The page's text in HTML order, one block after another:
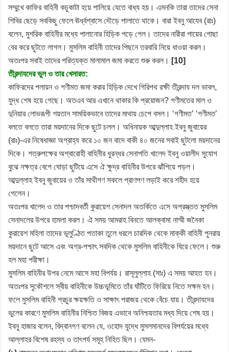
সম্মুখে কাফির বাহিনী কচুকাটা হয়ে পালিয়ে যেতে বাধ্য হয়। এমনকি তারা তাদের সেনা
শিবির ছেড়ে সবকিছু ফেলে ঊর্ধ্বশ্বাসে দৌড়ে পালাতে থাকে। বারা ইবনু আযেব (রাঃ)
বলেন, মুশরিক বাহিনীর মধ্যে পালানোর হিড়িক পড়ে গেল। তাদের নারীরা পায়ের গোছা
বের করে ছুটতে লাগল। মুসলিম বাহিনী তাদের পিছনে তরবারি নিয়ে ধাওয়া করল।
অতঃপর সবাই তাদের পরিত্যক্ত মালামাল জমা করতে শুরু করল।
[10]
তীরন্দাযদের ভুল ও তার খেসারত:
কাফিরদের পলায়ন ও গণীমত জমা করার হিড়িক দেখে গিরিপথ রক্ষী তীরন্দায দল ভাবল,
যুদ্ধ শেষ হয়ে গেছে। অতএব আর এখানে থাকার কি প্রয়োজন? গণীমতের মাল ও
দুনিয়ার লোভরূপী শয়তান সাময়িকভাবে তাদের মাথায় চেপে বসল। ‘গণীমত’ ‘গণীমত’
বলতে বলতে তারা ময়দানের দিকে ছুটে চলল। অধিনায়ক আব্দুল্লাহ ইবনু জুবায়ের
(রাঃ)-এর নিষেধাজ্ঞা অগ্রাহ্য করে ১০ জন বাদে বাকী ৪০ জনের সবাই ছুটলো ময়দানের
দিকে। শত্রুপক্ষের অশ্বারোহী বাহিনীর ধুরন্ধর সেনাপতি খালেদ ইবনু ওয়ালীদ সুযোগ
বুঝে নক্ষত্র বেগে ঘোড়া ছুটিয়ে এসে ঐ ক্ষুদ্র বাহিনীর উপরে ঝাঁপিয়ে পড়ল।
আব্দুল্লাহ ইবনু জুবায়ের ও তাঁর সাথীগণ সকলে প্রাণপণ লড়াই করে শহীদ হয়ে
গেলেন।
অতঃপর খালেদ ও তার পশ্চাদবর্তী কুরায়েশ সেনাদল অতর্কিতে এসে অপ্রস্ত্তত মুসলিম
সেনাদলের উপরে হামলা করল। ঐ সময় আমরাহ বিনতে আলক্বামা নাম্মী জনৈকা
কুরায়েশ মহিলা তাদের ভূলুণ্ঠিত পতাকা তুলে ধরলে চারদিক থেকে মাক্কী বাহিনী পুনরায়
ময়দানে ছুটে আসে এবং অগ্র-পশ্চাৎ সবদিক থেকে মুসলিম বাহিনীকে ঘিরে ফেলে। শুরু
হল মহা পরীক্ষা।
মুসলিম বাহিনীর উপর নেমে আসে মহা বিপর্যয়। রাসূলুল্লাহ (সাঃ) এ সময় আহত হন।
অতঃপর সুকৌশলে স্বীয় বাহিনীকে উচ্চভূমিতে তাঁর ঘাঁটিতে ফিরিয়ে নিতে সক্ষম হন।
ফলে মুসলিম বাহিনী প্রচুর ক্ষয়ক্ষতি ও সাক্ষাৎ পরাজয় থেকে বেঁচে যায়। তীরন্দাযদের
ভুলের কারণে মুসলিম বাহিনীর নিশ্চিত বিজয় এভাবে অনিশ্চয়তার মধ্য দিয়ে শেষ হয়।
ইবনু হাজার বলেন, বিদ্বানগণ বলেন যে, ওহোদ যুদ্ধে মুসলমানদের বিপর্যয়ের মধ্যে
আল্লাহর বিশেষ রহস্য ও তাৎপর্য সমূহ নিহিত ছিল। যেমন-